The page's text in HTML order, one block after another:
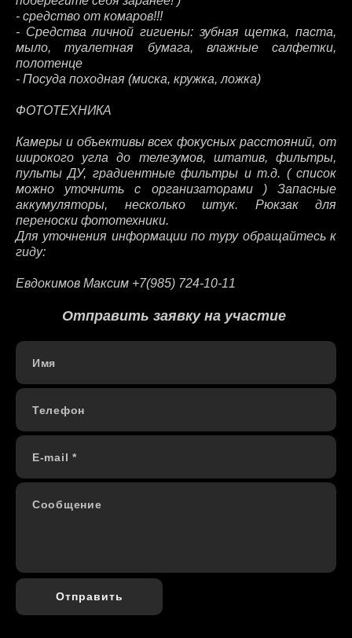
- средство от комаров!!!
- Средства личной гигиены: зубная щетка, паста,
мыло, туалетная бумага, влажные салфетки,
полотенце
- Посуда походная (миска, кружка, ложка)
ФОТОТЕХНИКА
Камеры и объективы всех фокусных расстояний, от
широкого угла до телезумов, штатив, фильтры,
пульты ДУ, градиентные фильтры и т.д. ( список
можно уточнить с организаторами ) Запасные
аккумуляторы, несколько штук. Рюкзак для
переноски фототехники.
Для уточнения информации по туру обращайтесь к
гиду:
Евдокимов Максим +7(985) 724-10-11
Отправить заявку на участие
Имя
Телефон
E-mail *
Сообщение
Отправить